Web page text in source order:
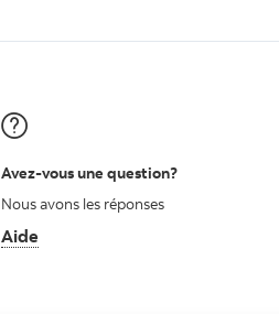
Avez-vous une question?
Nous avons les réponses
Aide